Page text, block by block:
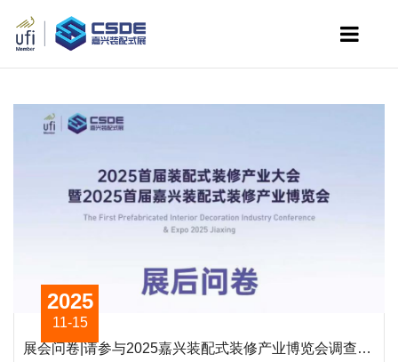
2025
11-15
展会问卷|请参与2025嘉兴装配式装修产业博览会调查问